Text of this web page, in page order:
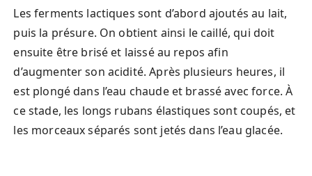
Les ferments lactiques sont d’abord ajoutés au lait,
puis la présure. On obtient ainsi le caillé, qui doit
ensuite être brisé et laissé au repos afin
d’augmenter son acidité. Après plusieurs heures, il
est plongé dans l’eau chaude et brassé avec force. À
ce stade, les longs rubans élastiques sont coupés, et
les morceaux séparés sont jetés dans l’eau glacée.